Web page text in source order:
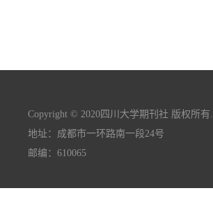
Copyright © 2020四川大学期刊社 版权所有.
地址：成都市一环路南一段24号
邮编：610065